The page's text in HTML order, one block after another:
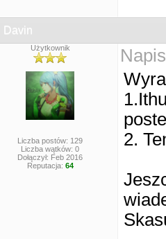
Davin
Użytkownik
Liczba postów: 129
Liczba wątków: 0
Dołączył: Feb 2016
Reputacja: 64
2.